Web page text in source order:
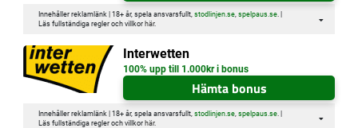
Innehåller reklamlänk | 18+ år, spela ansvarsfullt, stodlinjen.se, spelpaus.se. |
Läs fullständiga regler och villkor här.
Interwetten
100% upp till 1.000kr i bonus
Hämta bonus
Innehåller reklamlänk | 18+ år, spela ansvarsfullt, stodlinjen.se, spelpaus.se. |
Läs fullständiga regler och villkor här.